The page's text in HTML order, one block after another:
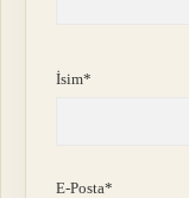
İsim*
E-Posta*